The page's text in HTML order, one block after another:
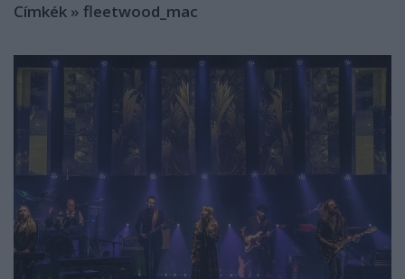
Címkék » fleetwood_mac